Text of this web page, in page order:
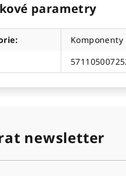
parametry
:
Komponenty
newsletter